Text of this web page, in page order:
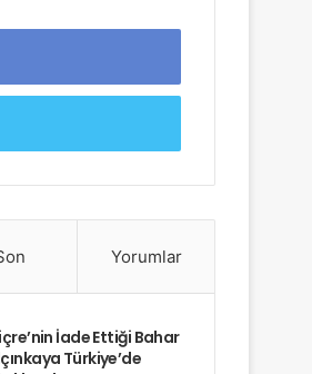
Yorumlar
İade Ettiği Bahar
Türkiye’de